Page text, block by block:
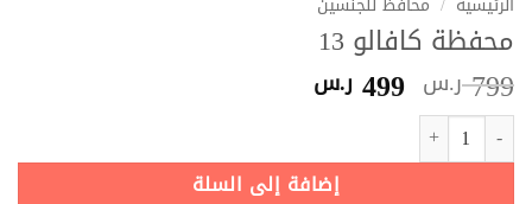
محفظة كافالو 13
799 ر.س السعر
الأصلي
799 ر.س.
499 ر.س
499 ر.س.
كمية محفظة كافالو 13
إضافة إلى السلة